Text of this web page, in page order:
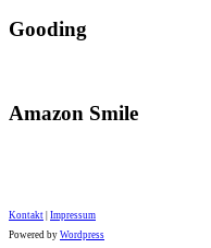
Gooding
Amazon Smile
Kontakt Impressum
Powered by Wordpress